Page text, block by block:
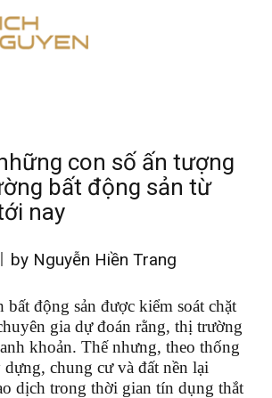
con số ấn tượng
bất động sản từ
nay
by Nguyễn Hiền Trang
bất động sản được kiểm soát chặt
gia dự đoán rằng, thị trường
khoản. Thế nhưng, theo thống
chung cư và đất nền lại
dịch trong thời gian tín dụng thắt